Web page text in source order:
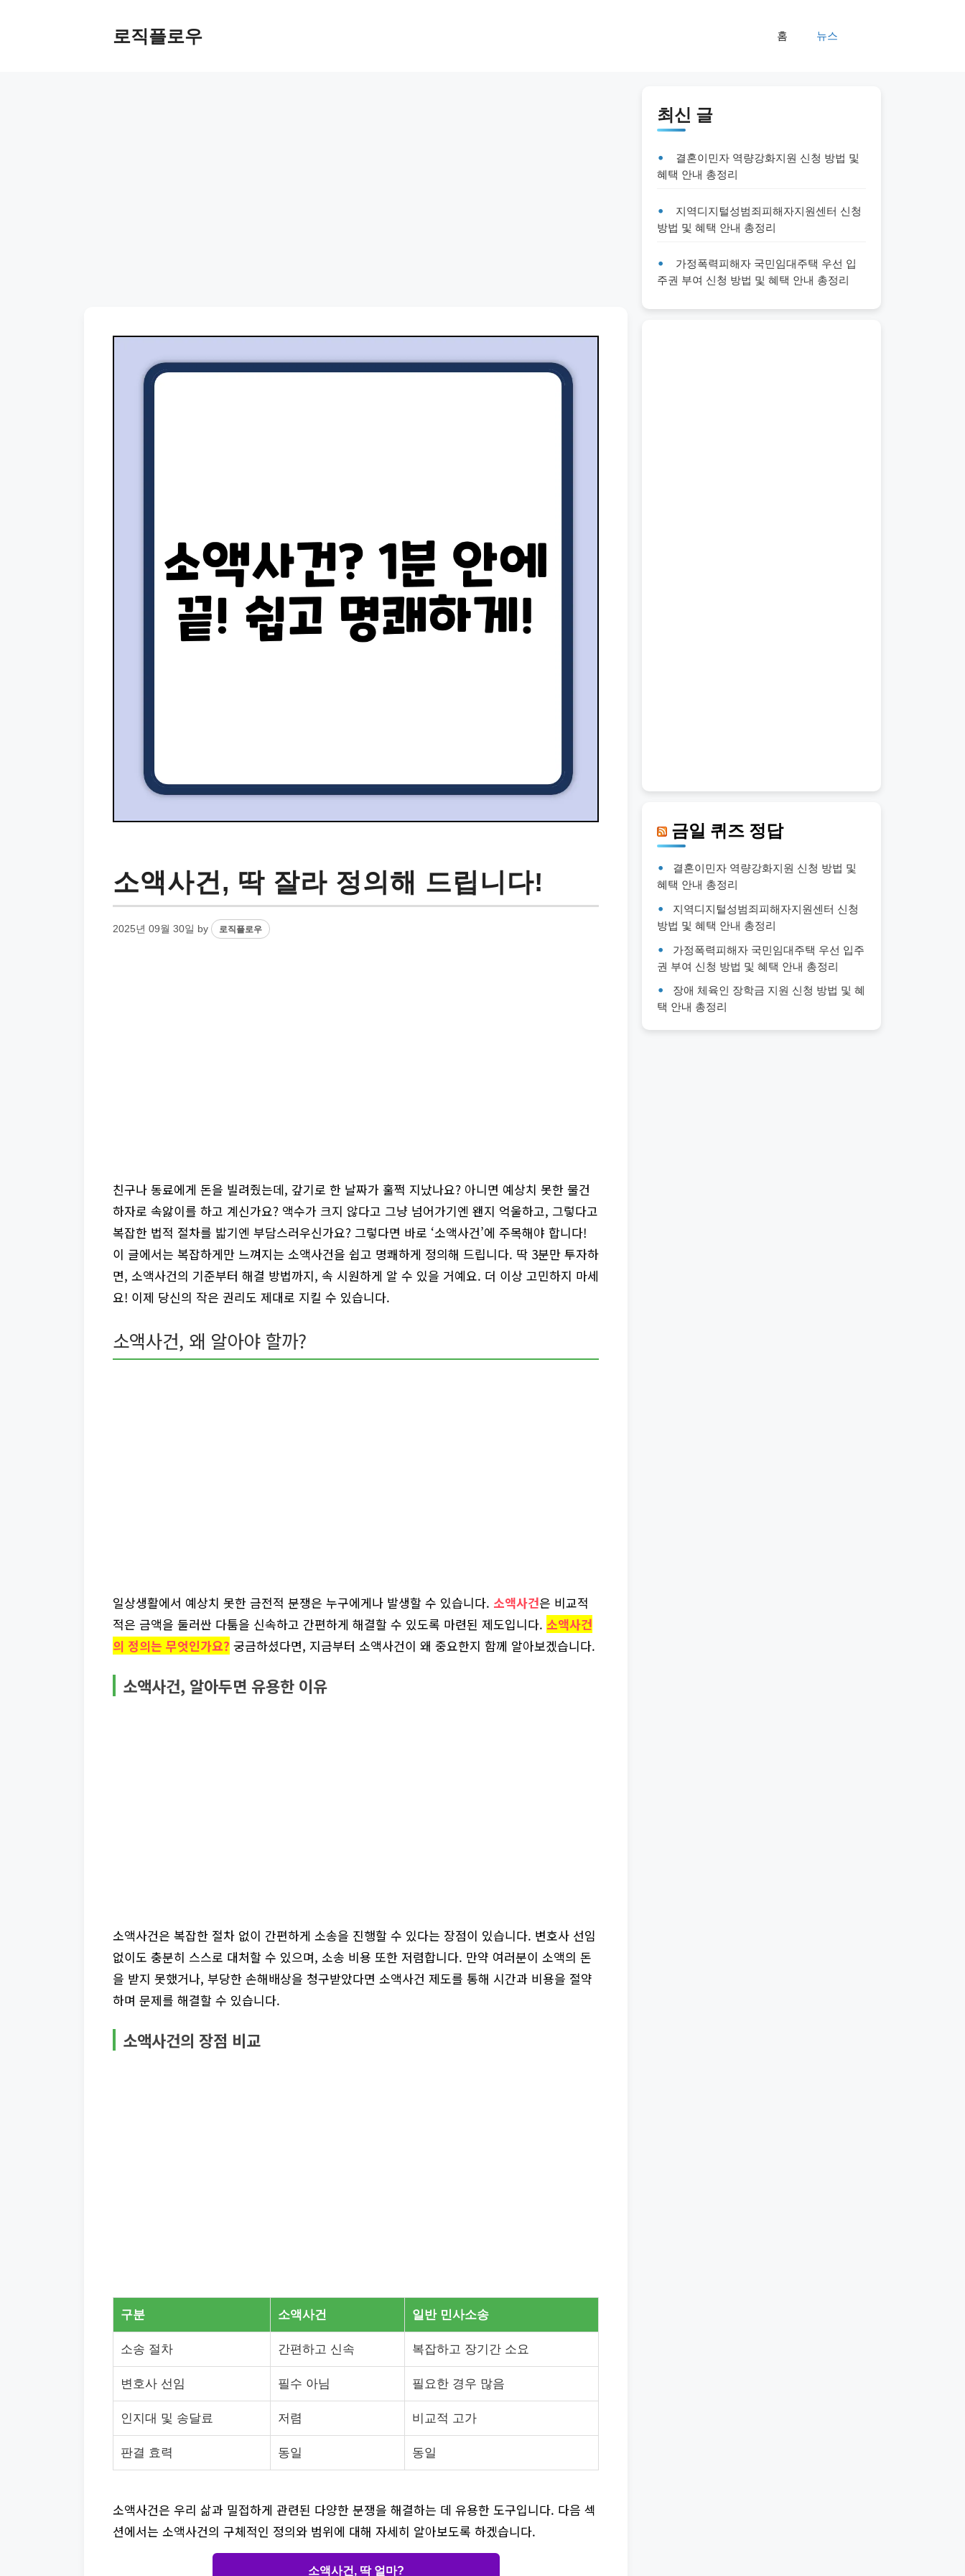
로직플로우 홈 뉴스
소액사건, 딱 잘라 정의해 드립니다!
2025년 09월 30일 by 로직플로우
친구나 동료에게 돈을 빌려줬는데, 갚기로 한 날짜가 훌쩍 지났나요? 아니면 예상치 못한 물건
하자로 속앓이를 하고 계신가요? 액수가 크지 않다고 그냥 넘어가기엔 왠지 억울하고, 그렇다고
복잡한 법적 절차를 밟기엔 부담스러우신가요? 그렇다면 바로 ‘소액사건’에 주목해야 합니다!
이 글에서는 복잡하게만 느껴지는 소액사건을 쉽고 명쾌하게 정의해 드립니다. 딱 3분만 투자하
면, 소액사건의 기준부터 해결 방법까지, 속 시원하게 알 수 있을 거예요. 더 이상 고민하지 마세
요! 이제 당신의 작은 권리도 제대로 지킬 수 있습니다.
소액사건, 왜 알아야 할까?
일상생활에서 예상치 못한 금전적 분쟁은 누구에게나 발생할 수 있습니다. 소액사건은 비교적
적은 금액을 둘러싼 다툼을 신속하고 간편하게 해결할 수 있도록 마련된 제도입니다. 소액사건
의 정의는 무엇인가요? 궁금하셨다면, 지금부터 소액사건이 왜 중요한지 함께 알아보겠습니다.
소액사건, 알아두면 유용한 이유
소액사건은 복잡한 절차 없이 간편하게 소송을 진행할 수 있다는 장점이 있습니다. 변호사 선임
없이도 충분히 스스로 대처할 수 있으며, 소송 비용 또한 저렴합니다. 만약 여러분이 소액의 돈
을 받지 못했거나, 부당한 손해배상을 청구받았다면 소액사건 제도를 통해 시간과 비용을 절약
하며 문제를 해결할 수 있습니다.
소액사건의 장점 비교
구분 소액사건 일반 민사소송
소송 절차 간편하고 신속 복잡하고 장기간 소요
변호사 선임 필수 아님 필요한 경우 많음
인지대 및 송달료 저렴 비교적 고가
판결 효력 동일 동일
소액사건은 우리 삶과 밀접하게 관련된 다양한 분쟁을 해결하는 데 유용한 도구입니다. 다음 섹
션에서는 소액사건의 구체적인 정의와 범위에 대해 자세히 알아보도록 하겠습니다.
소액사건, 딱 얼마?
최신 글
결혼이민자 역량강화지원 신청 방법 및
혜택 안내 총정리
지역디지털성범죄피해자지원센터 신청
방법 및 혜택 안내 총정리
가정폭력피해자 국민임대주택 우선 입
주권 부여 신청 방법 및 혜택 안내 총정리
금일 퀴즈 정답
결혼이민자 역량강화지원 신청 방법 및
혜택 안내 총정리
지역디지털성범죄피해자지원센터 신청
방법 및 혜택 안내 총정리
가정폭력피해자 국민임대주택 우선 입주
권 부여 신청 방법 및 혜택 안내 총정리
장애 체육인 장학금 지원 신청 방법 및 혜
택 안내 총정리